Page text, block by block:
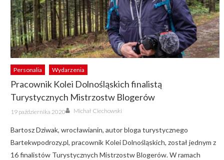
Personalia Wydarzenia
Pracownik Kolei Dolnośląskich finalistą
Turystycznych Mistrzostw Blogerów
Posted
on
19 października 2020 Author
Michał Ciechowski
Bartosz Dziwak, wrocławianin, autor bloga turystycznego
Bartekwpodrozy.pl, pracownik Kolei Dolnośląskich, został jednym z
16 finalistów Turystycznych Mistrzostw Blogerów. W ramach